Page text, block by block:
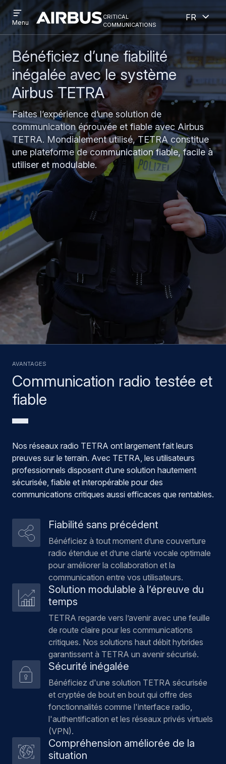
Aller
au
contenu
principal
Skip
to
search
Criticalcommunications
critical
communications
Open
menu
Menu
French
Bénéficiez d’une fiabilité
inégalée avec le système
Airbus TETRA
Faites l’expérience d’une solution de
communication éprouvée et fiable avec Airbus
TETRA. Mondialement utilisé, TETRA constitue
une plateforme de communication fiable, facile à
utiliser et modulable.
Communication radio testée et
fiable
AVANTAGES
Nos réseaux radio TETRA ont largement fait leurs
preuves sur le terrain. Avec TETRA, les utilisateurs
professionnels disposent d’une solution hautement
sécurisée, fiable et interopérable pour des
communications critiques aussi efficaces que rentables.
Fiabilité sans précédent
Bénéficiez à tout moment d’une couverture
radio étendue et d’une clarté vocale optimale
pour améliorer la collaboration et la
communication entre vos utilisateurs.
Solution modulable à l’épreuve du
temps
TETRA regarde vers l’avenir avec une feuille
de route claire pour les communications
critiques. Nos solutions haut débit hybrides
garantissent à TETRA un avenir sécurisé.
Sécurité inégalée
Bénéficiez d'une solution TETRA sécurisée
et cryptée de bout en bout qui offre des
fonctionnalités comme l'interface radio,
l'authentification et les réseaux privés virtuels
(VPN).
Compréhension améliorée de la
situation